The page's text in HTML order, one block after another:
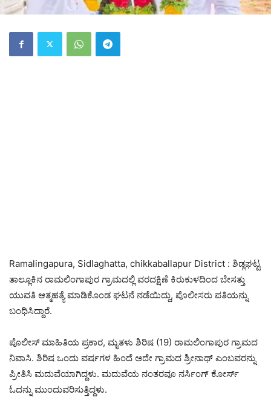
Ramalingapura, Sidlaghatta, chikkaballapur District : ಶಿಡ್ಲಘಟ್ಟ
ತಾಲ್ಲೂಕಿನ ರಾಮಲಿಂಗಾಪುರ ಗ್ರಾಮದಲ್ಲಿ ವರದಕ್ಷಿಣೆ ಕಿರುಕುಳದಿಂದ ಬೇಸತ್ತು
ಯುವತಿ ಆತ್ಮಹತ್ಯೆ ಮಾಡಿಕೊಂಡ ಘಟನೆ ನಡೆಯಿದ್ದು, ಪೊಲೀಸರು ಪತಿಯನ್ನು
ಬಂಧಿಸಿದ್ದಾರೆ.
ಪೊಲೀಸ್ ಮಾಹಿತಿಯ ಪ್ರಕಾರ, ಮೃತಳು ಶಿರಿಷ (19) ರಾಮಲಿಂಗಾಪುರ ಗ್ರಾಮದ
ನಿವಾಸಿ. ಶಿರಿಷ ಒಂದು ವರ್ಷಗಳ ಹಿಂದೆ ಅದೇ ಗ್ರಾಮದ ಶ್ರೀನಾಥ್ ಎಂಬವರನ್ನು
ಪ್ರೀತಿಸಿ ಮದುವೆಯಾಗಿದ್ದಳು. ಮದುವೆಯ ನಂತರವೂ ನರ್ಸಿಂಗ್ ಕೋರ್ಸ್
ಓದನ್ನು ಮುಂದುವರಿಸುತ್ತಿದ್ದಳು.